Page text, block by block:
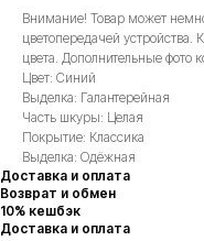
Внимание! Товар может
цветопередачей устройства.
цвета. Дополнительные фото
Цвет: Синий
Выделка: Галантерейная
Часть шкуры: Целая
Покрытие: Классика
Выделка: Одёжная
Доставка и оплата
Возврат и обмен
10% кешбэк
Доставка и оплата